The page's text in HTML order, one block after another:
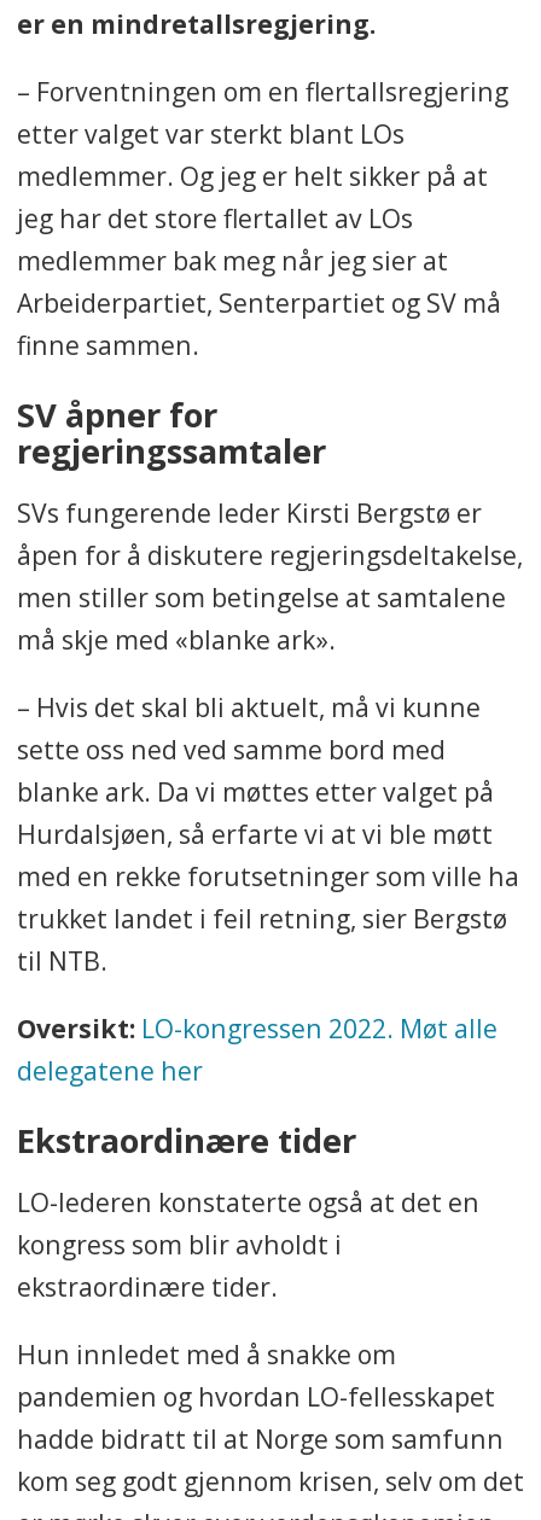
er en mindretallsregjering.
– Forventningen om en flertallsregjering
etter valget var sterkt blant LOs
medlemmer. Og jeg er helt sikker på at
jeg har det store flertallet av LOs
medlemmer bak meg når jeg sier at
Arbeiderpartiet, Senterpartiet og SV må
finne sammen.
SV åpner for
regjeringssamtaler
SVs fungerende leder Kirsti Bergstø er
åpen for å diskutere regjeringsdeltakelse,
men stiller som betingelse at samtalene
må skje med «blanke ark».
– Hvis det skal bli aktuelt, må vi kunne
sette oss ned ved samme bord med
blanke ark. Da vi møttes etter valget på
Hurdalsjøen, så erfarte vi at vi ble møtt
med en rekke forutsetninger som ville ha
trukket landet i feil retning, sier Bergstø
til NTB.
Oversikt: LO-kongressen 2022. Møt alle
delegatene her
Ekstraordinære tider
LO-lederen konstaterte også at det en
kongress som blir avholdt i
ekstraordinære tider.
Hun innledet med å snakke om
pandemien og hvordan LO-fellesskapet
hadde bidratt til at Norge som samfunn
kom seg godt gjennom krisen, selv om det